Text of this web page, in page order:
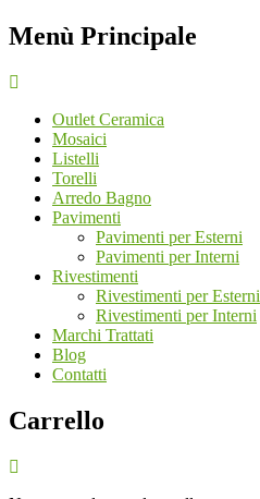
Menù Principale
Outlet Ceramica
Mosaici
Listelli
Torelli
Arredo Bagno
Pavimenti
Pavimenti per Esterni
Pavimenti per Interni
Rivestimenti
Rivestimenti per Esterni
Rivestimenti per Interni
Marchi Trattati
Blog
Contatti
Carrello